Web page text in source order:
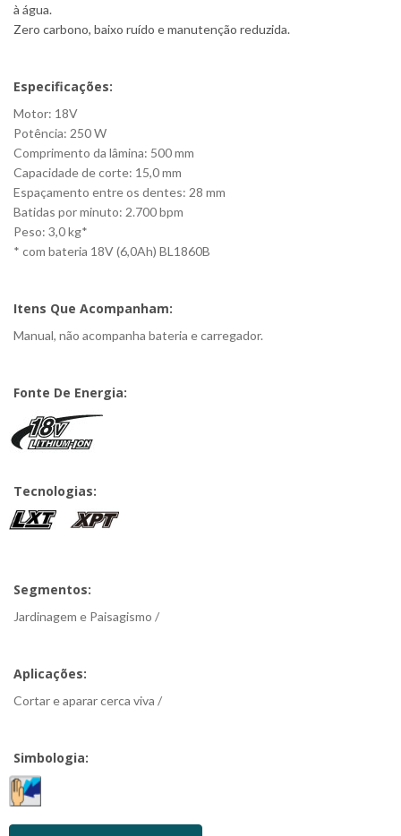
à água.
Zero carbono, baixo ruído e manutenção reduzida.
Especificações:
Motor: 18V
Potência: 250 W
Comprimento da lâmina: 500 mm
Capacidade de corte: 15,0 mm
Espaçamento entre os dentes: 28 mm
Batidas por minuto: 2.700 bpm
Peso: 3,0 kg*
* com bateria 18V (6,0Ah) BL1860B
Itens Que Acompanham:
Manual, não acompanha bateria e carregador.
Fonte De Energia:
Tecnologias:
Segmentos:
Jardinagem e Paisagismo /
Aplicações:
Cortar e aparar cerca viva /
Simbologia: